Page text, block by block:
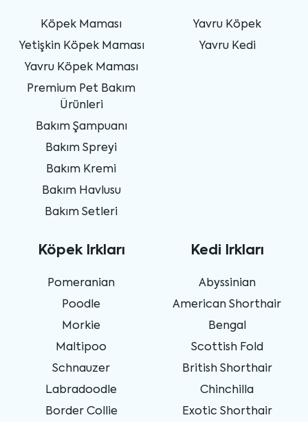
Köpek Maması
Yetişkin Köpek Maması
Yavru Köpek Maması
Premium Pet Bakım
Ürünleri
Bakım Şampuanı
Bakım Spreyi
Bakım Kremi
Bakım Havlusu
Bakım Setleri
Yavru Köpek
Yavru Kedi
Köpek Irkları
Pomeranian
Poodle
Morkie
Maltipoo
Schnauzer
Labradoodle
Border Collie
Kedi Irkları
Abyssinian
American Shorthair
Bengal
Scottish Fold
British Shorthair
Chinchilla
Exotic Shorthair